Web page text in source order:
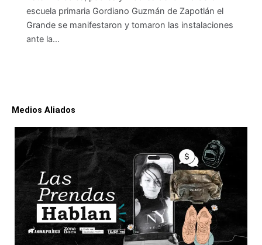
escuela primaria Gordiano Guzmán de Zapotlán el
Grande se manifestaron y tomaron las instalaciones
ante la…
Medios Aliados